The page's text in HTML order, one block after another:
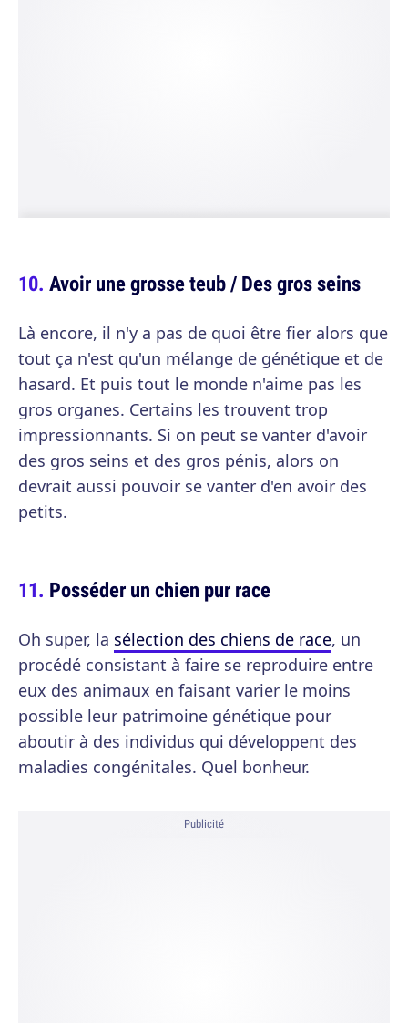
Avoir une grosse teub / Des gros seins
Là encore, il n'y a pas de quoi être fier alors que
tout ça n'est qu'un mélange de génétique et de
hasard. Et puis tout le monde n'aime pas les
gros organes. Certains les trouvent trop
impressionnants. Si on peut se vanter d'avoir
des gros seins et des gros pénis, alors on
devrait aussi pouvoir se vanter d'en avoir des
petits.
Posséder un chien pur race
Oh super, la sélection des chiens de race, un
procédé consistant à faire se reproduire entre
eux des animaux en faisant varier le moins
possible leur patrimoine génétique pour
aboutir à des individus qui développent des
maladies congénitales. Quel bonheur.
Publicité